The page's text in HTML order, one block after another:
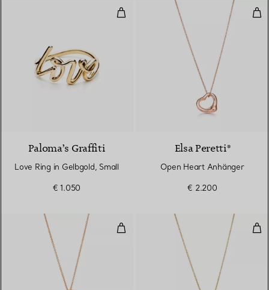
Love Ring in Gelbgold, Small
2 Materialien
Paloma’s Graffiti
Love Ring in Gelbgold, Small
€ 1.050
Elsa Peretti®
Open Heart Anhänger
€ 2.200
Open Heart Anhänger